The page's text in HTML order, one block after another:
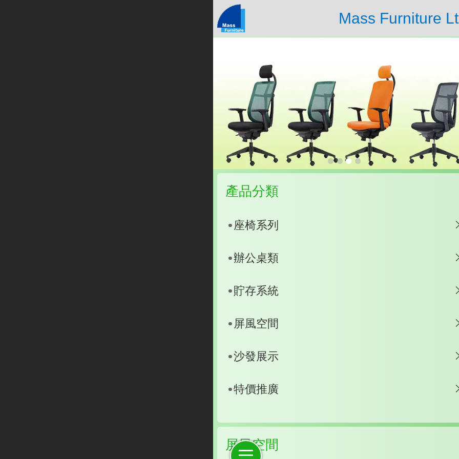
Mass Furniture
產品分類
座椅系列
辦公桌類
貯存系統
屏風空間
沙發展示
特價推廣
屏風空間